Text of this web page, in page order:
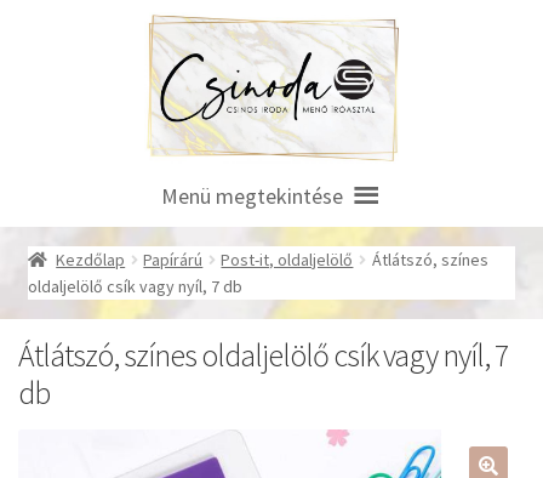
Menü megtekintése
Kezdőlap Papírárú Post-it, oldaljelölő
Átlátszó, színes
oldaljelölő csík vagy nyíl, 7 db
Átlátszó, színes oldaljelölő csík vagy nyíl, 7
db